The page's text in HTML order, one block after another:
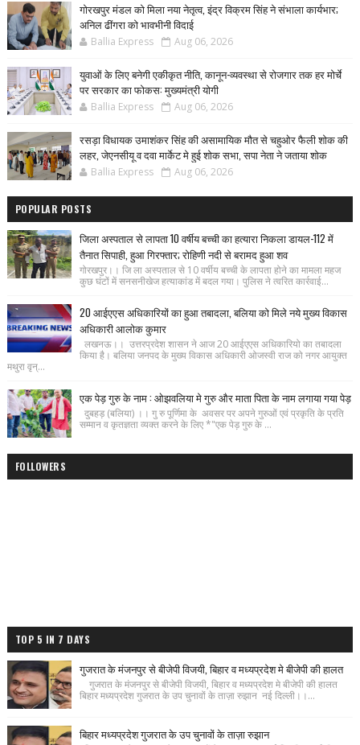
गोरखपुर मंडल को मिला नया नेतृत्व, इंद्र विक्रम सिंह ने संभाला कार्यभार;
अनिल ढींगरा को भावभीनी विदाई
Ballia Express Aug 06, 2026
युवाओं के लिए बनेगी एकीकृत नीति, कानून-व्यवस्था से रोजगार तक हर मोर्चे
पर सरकार का फोकस: मुख्यमंत्री योगी
Ballia Express Aug 06, 2026
रसड़ा विधायक उमाशंकर सिंह की असामायिक मौत से चहुओर फैली शोक की
लहर, जेएनसीयू व दवा मार्केट मे हुई शोक सभा, सपा नेता ने जताया शोक
Ballia Express Aug 06, 2026
POPULAR POSTS
जिला अस्पताल से लापता 10 वर्षीय बच्ची का हत्यारा निकला डायल-112 में
तैनात सिपाही, हुआ गिरफ्तार; रोहिणी नदी से बरामद हुआ शव
गोरखपुर।। जि ला अस्पताल से 10 वर्षीय बच्ची के लापता होने का मामला महज
कुछ घंटों में सनसनीखेज हत्याकांड में बदल गया। पुलिस ने त्वरित कार्रवाई...
20 आईएएस अधिकारियों का हुआ तबादला, बलिया को मिले नये मुख्य विकास
अधिकारी आलोक कुमार
लखनऊ।। उत्तरप्रदेश शासन ने आज 20 आईएएस अधिकारियो का तबादला
किया है। बलिया जनपद के मुख्य विकास अधिकारी ओजस्वी राज को नगर आयुक्त
मथुरा वृन्...
एक पेड़ गुरु के नाम : ओझवलिया मे गुरु और माता पिता के नाम लगाया गया पेड़
दुबहड़ (बलिया) ।। गु रु पूर्णिमा के अवसर पर अपने गुरुओं एवं प्रकृति के प्रति
सम्मान व कृतज्ञता व्यक्त करने के लिए *"एक पेड़ गुरु के ...
FOLLOWERS
TOP 5 IN 7 DAYS
गुजरात के मंजनपुर से बीजेपी विजयी, बिहार व मध्यप्रदेश मे बीजेपी की हालत
गुजरात के मंजनपुर से बीजेपी विजयी, बिहार व मध्यप्रदेश मे बीजेपी की हालत
बिहार मध्यप्रदेश गुजरात के उप चुनावों के ताज़ा रुझान नई दिल्ली।।...
बिहार मध्यप्रदेश गुजरात के उप चुनावों के ताज़ा रुझान